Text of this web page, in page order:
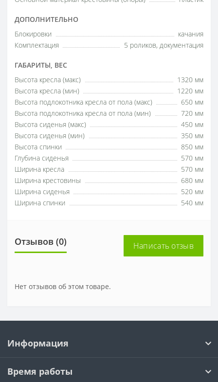
ДОПОЛНИТЕЛЬНО
Блокировки
качания
Комплектация
5 роликов, документация
ГАБАРИТЫ, ВЕС
Высота кресла (макс)
1320 мм
Высота кресла (мин)
1220 мм
Высота подлокотника кресла от пола (макс)
650 мм
Высота подлокотника кресла от пола (мин)
720 мм
Высота сиденья (макс)
450 мм
Высота сиденья (мин)
350 мм
Высота спинки
850 мм
Глубина сиденья
570 мм
Ширина кресла
570 мм
Ширина крестовины
680 мм
Ширина сиденья
520 мм
Ширина спинки
540 мм
Отзывов (0) Написать отзыв
Нет отзывов об этом товаре.
Информация
Время работы